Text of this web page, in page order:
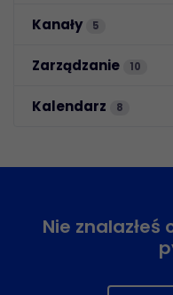
Kanały
5
Zarządzanie 10
Kalendarz 8
Nie